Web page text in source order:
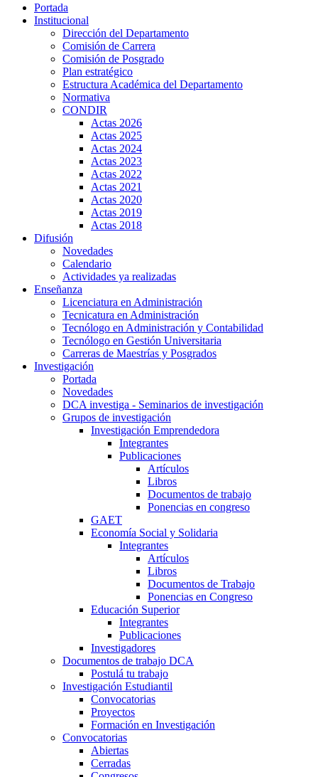
Portada
Institucional
Dirección del Departamento
Comisión de Carrera
Comisión de Posgrado
Plan estratégico
Estructura Académica del Departamento
Normativa
CONDIR
Actas 2026
Actas 2025
Actas 2024
Actas 2023
Actas 2022
Actas 2021
Actas 2020
Actas 2019
Actas 2018
Difusión
Novedades
Calendario
Actividades ya realizadas
Enseñanza
Licenciatura en Administración
Tecnicatura en Administración
Tecnólogo en Administración y Contabilidad
Tecnólogo en Gestión Universitaria
Carreras de Maestrías y Posgrados
Investigación
Portada
Novedades
DCA investiga - Seminarios de investigación
Grupos de investigación
Investigación Emprendedora
Integrantes
Publicaciones
Artículos
Libros
Documentos de trabajo
Ponencias en congreso
GAET
Economía Social y Solidaria
Integrantes
Artículos
Libros
Documentos de Trabajo
Ponencias en Congreso
Educación Superior
Integrantes
Publicaciones
Investigadores
Documentos de trabajo DCA
Postulá tu trabajo
Investigación Estudiantil
Convocatorias
Proyectos
Formación en Investigación
Convocatorias
Abiertas
Cerradas